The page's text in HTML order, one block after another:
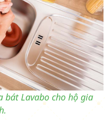
bát Lavabo cho hộ gia